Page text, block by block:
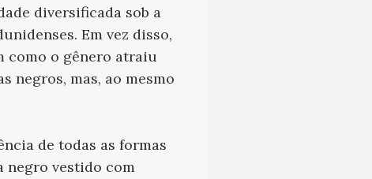
diversificada sob a
Em vez disso,
como o gênero atraiu
negros, mas, ao mesmo
de todas as formas
negro vestido com